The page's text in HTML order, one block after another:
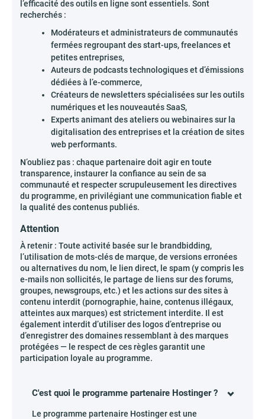
l’efficacité des outils en ligne sont essentiels. Sont
recherchés :
Modérateurs et administrateurs de communautés
fermées regroupant des start-ups, freelances et
petites entreprises,
Auteurs de podcasts technologiques et d’émissions
dédiées à l’e-commerce,
Créateurs de newsletters spécialisées sur les outils
numériques et les nouveautés SaaS,
Experts animant des ateliers ou webinaires sur la
digitalisation des entreprises et la création de sites
web performants.
N’oubliez pas : chaque partenaire doit agir en toute
transparence, instaurer la confiance au sein de sa
communauté et respecter scrupuleusement les directives
du programme, en privilégiant une communication fiable et
la qualité des contenus publiés.
Attention
À retenir : Toute activité basée sur le brandbidding,
l’utilisation de mots-clés de marque, de versions erronées
ou alternatives du nom, le lien direct, le spam (y compris les
e-mails non sollicités, le partage de liens sur des forums,
groupes, newsgroups, etc.) et les actions sur des sites à
contenu interdit (pornographie, haine, contenus illégaux,
atteintes aux marques) est strictement interdite. Il est
également interdit d’utiliser des logos d’entreprise ou
d’enregistrer des domaines ressemblant à des marques
protégées — le respect de ces règles garantit une
participation loyale au programme.
C'est quoi le programme partenaire Hostinger ?
Le programme partenaire Hostinger est une